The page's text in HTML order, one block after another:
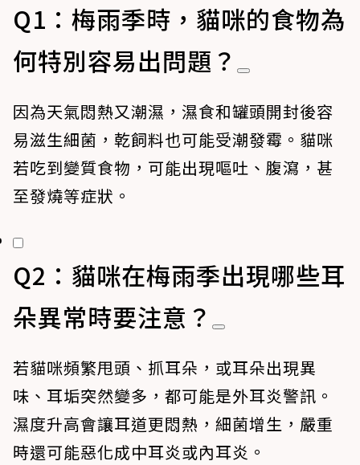
Q1：梅雨季時，貓咪的食物為
何特別容易出問題？
因為天氣悶熱又潮濕，濕食和罐頭開封後容
易滋生細菌，乾飼料也可能受潮發霉。貓咪
若吃到變質食物，可能出現嘔吐、腹瀉，甚
至發燒等症狀。
Q2：貓咪在梅雨季出現哪些耳
朵異常時要注意？
若貓咪頻繁甩頭、抓耳朵，或耳朵出現異
味、耳垢突然變多，都可能是外耳炎警訊。
濕度升高會讓耳道更悶熱，細菌增生，嚴重
時還可能惡化成中耳炎或內耳炎。